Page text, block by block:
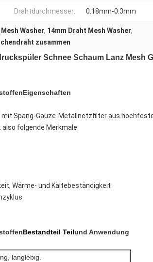
Drahtdurchmesser: 0.18mm-0.3mm
Washer, 14mm Draht Mesh Washer,
zusammen
Schnee Schaum Lanz Mesh
Eigenschaften
Spang-Gauze-Metallnetzfilter aus
folgende Merkmale:
Wärme- und Kältebeständigkeit
Bestandteil Teilund Anwendung
langlebig.